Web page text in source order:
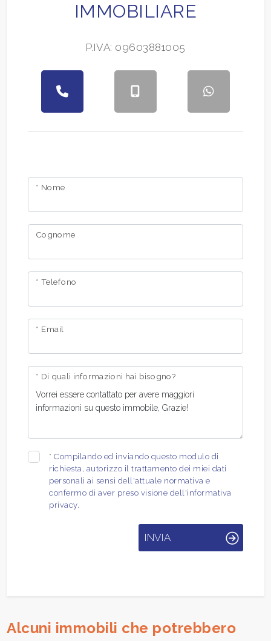
IMMOBILIARE
P.IVA: 09603881005
* Nome
Cognome
* Telefono
* Email
* Di quali informazioni hai bisogno?
*Compilando ed inviando questo modulo di
richiesta, autorizzo il trattamento dei miei dati
personali ai sensi dell'attuale normativa e
confermo di aver preso visione dell'informativa
privacy.
INVIA
Alcuni immobili che potrebbero